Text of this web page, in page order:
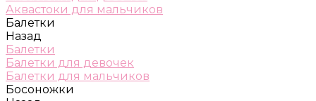
Аквастоки для мальчиков
Балетки
Назад
Балетки
Балетки для девочек
Балетки для мальчиков
Босоножки